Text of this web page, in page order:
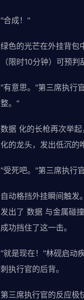
"合成！"
绿色的光芒在外挂背包
（限时10分钟）可预
"有意思。"第三席执行
整。"
数据 化的长枪再次举
化的龙头，发出低沉的
"受死吧。"第三席执行
自动格挡外挂瞬间触发
发出了 数据 与金属碰
成功挡住了这一击。
"就是现在！"林砚启动
刺执行官的后背。
第三席执行官的反应